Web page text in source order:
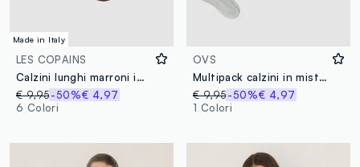
Made in Italy
LES COPAINS
Calzini lunghi marroni in viscosa elasticizzato
€ 9,95-50%€ 4,97
6 Colori
OVS
Multipack calzini in misto cotone biologico multicolor
€ 9,95-50%€ 4,97
1 Colori